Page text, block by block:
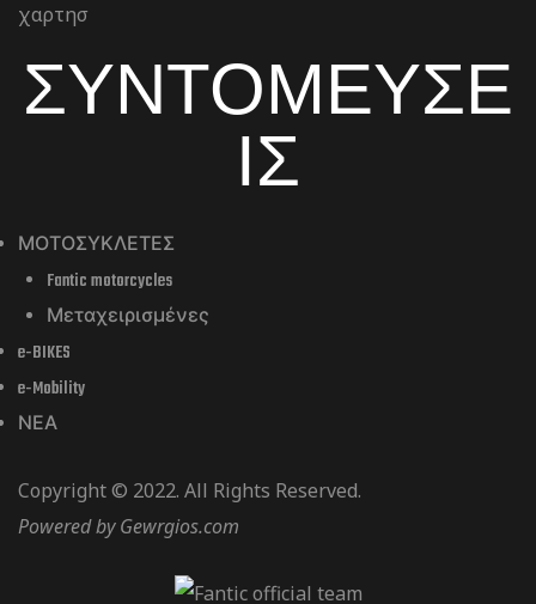
χαρτησ
ΣΥΝΤΟΜΕΥΣΕ
ΙΣ
ΜΟΤΟΣΥΚΛΕΤΕΣ
Fantic motorcycles
Μεταχειρισμένες
e-BIKES
e-Mobility
ΝΕΑ
Copyright © 2022. All Rights Reserved.
Powered byGewrgios.com